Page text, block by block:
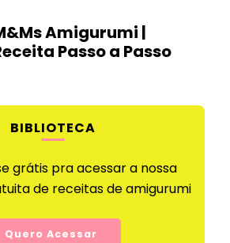
Amigurumi |
Passo a Passo
BIBLIOTECA
grátis pra acessar a nossa
de receitas de amigurumi
Quero Acessar